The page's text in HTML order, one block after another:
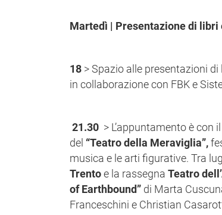
Martedì | Presentazione di libri
18 > Spazio alle presentazioni
in collaborazione con FBK e
21.30 > L’appuntamento è con il
del “Teatro della Meraviglia”,
musica e le arti figurative. Tra
Trentoe la rassegna Teatro
of Earthbound” di Marta
Franceschini e Christian